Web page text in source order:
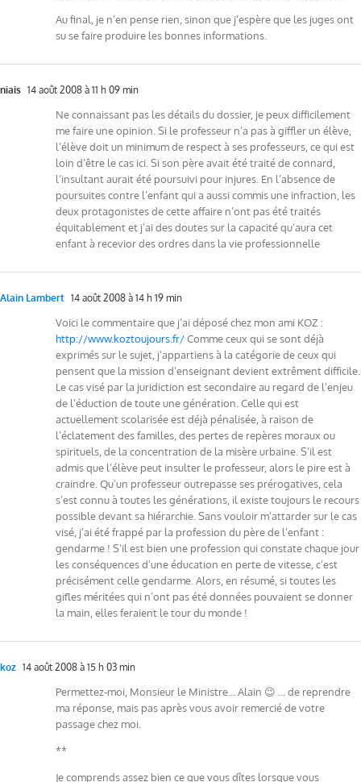
Au final, je n’en pense rien, sinon que j’espère que les juges ont
su se faire produire les bonnes informations.
niais 14 août 2008 à 11 h 09 min
Ne connaissant pas les détails du dossier, je peux difficilement
me faire une opinion. Si le professeur n’a pas à giffler un élève,
l’élève doit un minimum de respect à ses professeurs, ce qui est
loin d’être le cas ici. Si son père avait été traité de connard,
l’insultant aurait été poursuivi pour injures. En l’absence de
poursuites contre l’enfant qui a aussi commis une infraction, les
deux protagonistes de cette affaire n’ont pas été traités
équitablement et j’ai des doutes sur la capacité qu’aura cet
enfant à recevior des ordres dans la vie professionnelle
Alain Lambert 14 août 2008 à 14 h 19 min
Voici le commentaire que j’ai déposé chez mon ami KOZ :
http://www.koztoujours.fr/Comme ceux qui se sont déjà
exprimés sur le sujet, j’appartiens à la catégorie de ceux qui
pensent que la mission d’enseignant devient extrêment difficile.
Le cas visé par la juridiction est secondaire au regard de l’enjeu
de l’éduction de toute une génération. Celle qui est
actuellement scolarisée est déjà pénalisée, à raison de
l’éclatement des familles, des pertes de repères moraux ou
spirituels, de la concentration de la misère urbaine. S’il est
admis que l’élève peut insulter le professeur, alors le pire est à
craindre. Qu’un professeur outrepasse ses prérogatives, cela
s’est connu à toutes les générations, il existe toujours le recours
possible devant sa hiérarchie. Sans vouloir m’attarder sur le cas
visé, j’ai été frappé par la profession du père de l’enfant :
gendarme ! S’il est bien une profession qui constate chaque jour
les conséquences d’une éducation en perte de vitesse, c’est
précisément celle gendarme. Alors, en résumé, si toutes les
gifles méritées qui n’ont pas été données pouvaient se donner
la main, elles feraient le tour du monde !
koz 14 août 2008 à 15 h 03 min
Permettez-moi, Monsieur le Ministre… Alain 😉 … de reprendre
ma réponse, mais pas après vous avoir remercié de votre
passage chez moi.
**
Je comprends assez bien ce que vous dîtes lorsque vous